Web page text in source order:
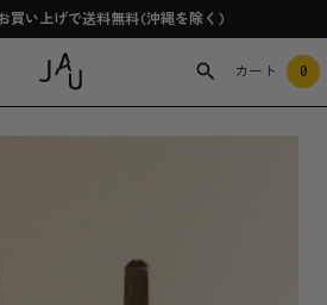
買い上げで送料無料(沖縄を除く)
カート 0